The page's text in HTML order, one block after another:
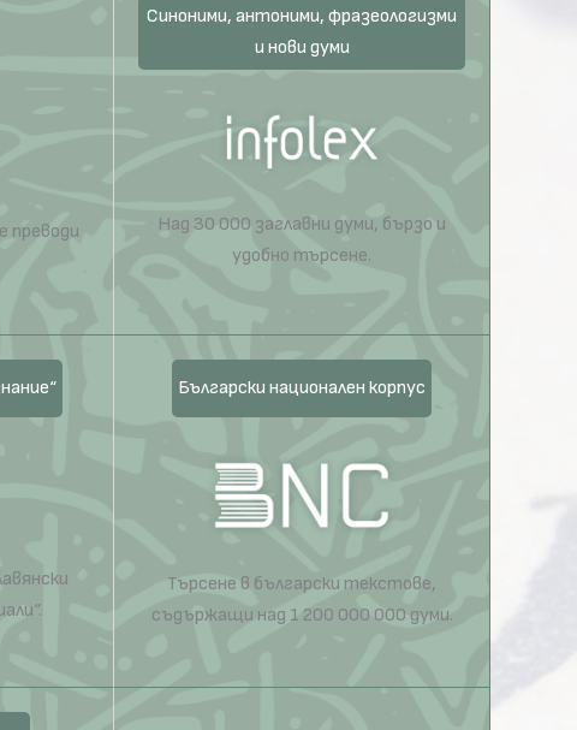
преводи
Синоними, антоними, фразеологизми
и нови думи
Над 30 000 заглавни думи, бързо и
удобно търсене.
Български национален корпус
Търсене в български текстове,
съдържащи над 1 200 000 000 думи.